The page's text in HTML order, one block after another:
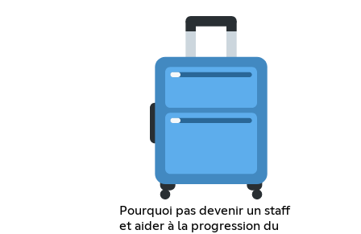
Pourquoi pas devenir un staff
et aider à la progression du